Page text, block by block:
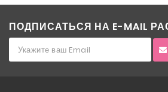
ПОДПИСАТЬСЯ НА E-MAIL